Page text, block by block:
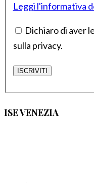
Leggi l'informativa
Dichiaro di aver
sulla privacy.
ISE VENEZIA